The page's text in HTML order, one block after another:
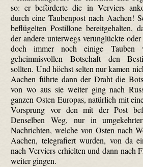
so: er beförderte die in Verviers
durch eine Tauben­post nach Aachen!
beflügelten Postillone bereitgehalten,
der andere unterwegs verunglückte
doch immer noch einige Tauben
geheimnisvollen Botschaft den
sollten. Und höchst selten nur kamen
Aachen führte dann der Draht die
von wo aus sie weiter ging nach
ganzen Osten Europas, natürlich mit
Vorsprung vor den mit der Post
Denselben Weg, nur in
Nachrichten, welche von Osten nach
Aachen, telegrafiert wurden, von da
nach Verviers erhielten und dann nach
weiter gingen.